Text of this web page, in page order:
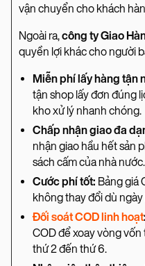
vận chuyển cho khách
Ngoài ra,công ty Giao
quyền lợi khác cho người
Miễn phí lấy hàng tận
tận shop lấy đơn đúng
kho xử lý nhanh chóng.
Chấp nhận giao đa
nhận giao hầu hết sản
sách cấm của nhà nước.
Cước phí tốt: Bảng giá
không thay đổi dù ngày
Đối soát COD linh hoạt:
COD để xoay vòng
thứ 2 đến thứ 6.